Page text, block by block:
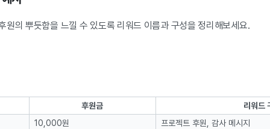
원의 뿌듯함을 느낄 수 있도록 리워드 이름과 구성을 정리해보세요.
후원금
리워드
10,000원
프로젝트 후원, 감사 메시지